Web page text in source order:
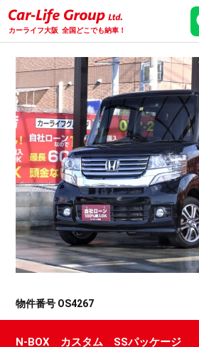
カーライフ大阪 全国どこでも納車！
物件番号 OS4267
N-BOX カスタム SSパッケージ